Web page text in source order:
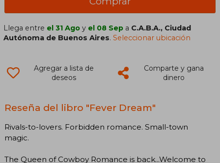
Llega entre el 31 Ago y el 08 Sep a C.A.B.A., Ciudad
Autónoma de Buenos Aires.Seleccionar ubicación
Agregar a lista de
deseos
Comparte y gana
dinero
Reseña del libro "Fever Dream"
Rivals-to-lovers. Forbidden romance. Small-town
magic.
The Queen of Cowboy Romance is back...Welcome to